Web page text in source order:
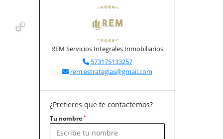
REM Servicios Integrales Inmobiliarios
573175133257
rem.estrategias@gmail.com
¿Prefieres que te contactemos?
Tu nombre *